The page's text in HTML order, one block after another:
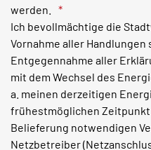
werden.
Ich bevollmächtige die
Vornahme aller Handlungen
Entgegennahme aller
mit dem Wechsel des
a. meinen derzeitigen
frühestmöglichen
Belieferung notwendigen
Netzbetreiber